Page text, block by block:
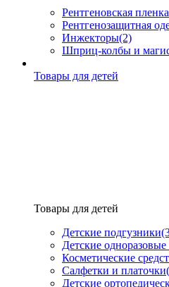
Рентгеновская пленка
Рентгенозащитная
Инжекторы(2)
Шприц-колбы и
Товары для детей
Товары для детей
Детские подгузники
Детские
Косметические
Салфетки и платочки
Детские